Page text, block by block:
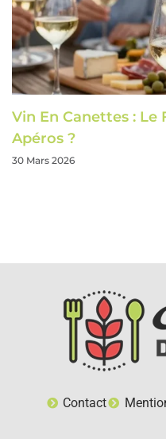
Vin En Canettes :
Apéros ?
30 Mars 2026
Contact